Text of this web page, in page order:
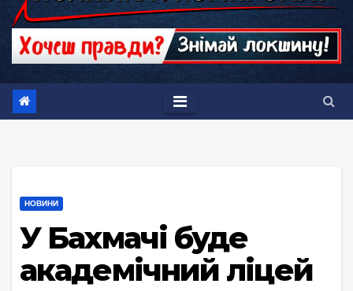
НОВИНИ
У Бахмачі буде
академічний ліцей